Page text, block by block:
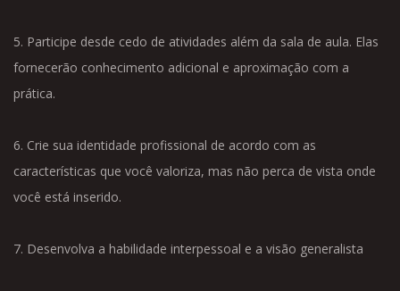
5. Participe desde cedo de atividades além da sala de aula. Elas
fornecerão conhecimento adicional e aproximação com a
prática.
6. Crie sua identidade profissional de acordo com as
características que você valoriza, mas não perca de vista onde
você está inserido.
7. Desenvolva a habilidade interpessoal e a visão generalista